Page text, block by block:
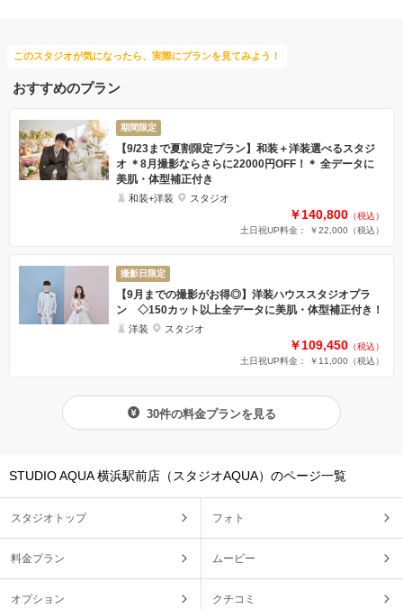
このスタジオが気になったら、実際にプランを見てみよう！
おすすめのプラン
期間限定
【9/23まで夏割限定プラン】和装＋洋装選べるスタジ
オ ＊8月撮影ならさらに22000円OFF！＊ 全データに
美肌・体型補正付き
和装+洋装 スタジオ
￥140,800 （税込）
土日祝UP料金： ￥22,000 （税込）
撮影日限定
【9月までの撮影がお得◎】洋装ハウススタジオプラ
ン ◇150カット以上全データに美肌・体型補正付き！
洋装 スタジオ
￥109,450 （税込）
土日祝UP料金： ￥11,000 （税込）
30件の料金プランを見る
STUDIO AQUA 横浜駅前店（スタジオAQUA）のページ一覧
スタジオトップ フォト
料金プラン ムービー
オプション クチコミ